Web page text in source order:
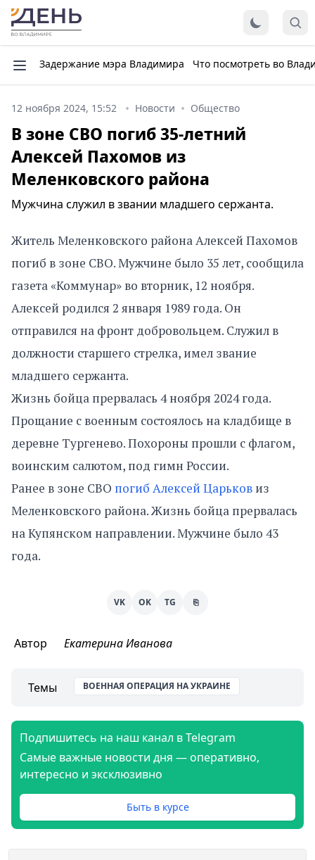
Задержание мэра Владимира Что посмотреть во
12 ноября 2024, 15:52 Новости Общество
В зоне СВО погиб 35-летний
Алексей Пахомов из
Меленковского района
Мужчина служил в звании младшего сержанта.
Житель Меленковского района Алексей Пахомов
погиб в зоне СВО. Мужчине было 35 лет, сообщила
газета «Коммунар» во вторник, 12 ноября.
Алексей родился 2 января 1989 года. Он
отправился на фронт добровольцем. Служил в
должности старшего стрелка, имел звание
младшего сержанта.
Жизнь бойца прервалась 4 ноября 2024 года.
Прощание с военным состоялось на кладбище в
деревне Тургенево. Похороны прошли с флагом,
воинским салютом, под гимн России.
Ранее в зоне СВО погиб Алексей Царьков из
Меленковского района. Жизнь бойца прервалась
на Купянском направлении. Мужчине было 43
года.
VK OK TG ⎘
Автор Екатерина Иванова
Темы ВОЕННАЯ ОПЕРАЦИЯ НА УКРАИНЕ
Подпишитесь на наш канал в Telegram
Самые важные новости дня — оперативно,
интересно и эксклюзивно
Быть в курсе